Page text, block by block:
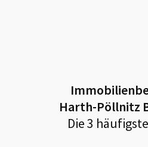
Harth-Pöllnitz
Die 3